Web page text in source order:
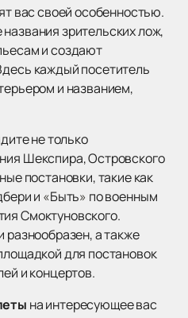
вас своей особенностью.
зрительских лож,
и создают
каждый посетитель
и названием,
не только
Шекспира, Островского
постановки, такие как
и «Быть» по военным
Смоктуновского.
разнообразен, а также
для постановок
и концертов.
на интересующее вас